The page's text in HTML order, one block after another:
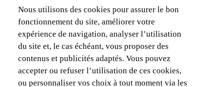
Je suis gestionnaire de flotte
Assurances & Financement
Découvrez Lexus
Mentions Légales
Nous utilisons des cookies pour assurer le bon
fonctionnement du site, améliorer votre
expérience de navigation, analyser l’utilisation
du site et, le cas échéant, vous proposer des
contenus et publicités adaptés. Vous pouvez
accepter ou refuser l’utilisation de ces cookies,
ou personnaliser vos choix à tout moment via les